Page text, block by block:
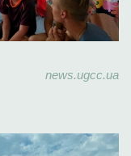
news.ugcc.ua